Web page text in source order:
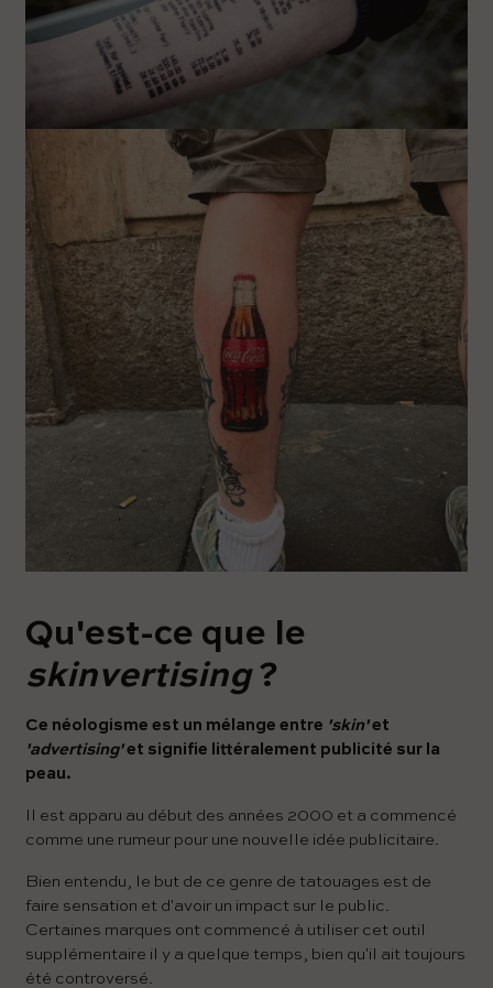
Qu'est-ce que le
skinvertising ?
Ce néologisme est un mélange entre 'skin'et
'advertising'et signifie littéralement publicité sur la
peau.
Il est apparu au début des années 2000 et a commencé
comme une rumeur pour une nouvelle idée publicitaire.
Bien entendu, le but de ce genre de tatouages ​​est de
faire sensation et d'avoir un impact sur le public.
Certaines marques ont commencé à utiliser cet outil
supplémentaire il y a quelque temps, bien qu'il ait toujours
été controversé.